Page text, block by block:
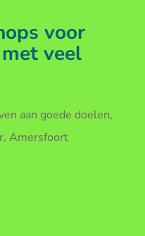
voor
veel
aan goede doelen,
Amersfoort